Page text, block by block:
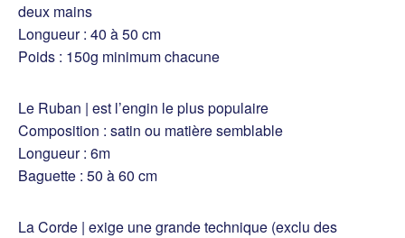
deux mains
Longueur : 40 à 50 cm
Poids : 150g minimum chacune
Le Ruban | est l’engin le plus populaire
Composition : satin ou matière semblable
Longueur : 6m
Baguette : 50 à 60 cm
La Corde | exige une grande technique (exclu des